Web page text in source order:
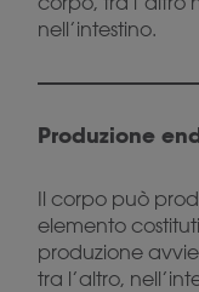
nell’intestino.
Produzione
Il corpo può
elemento
produzione
tra l’altro,